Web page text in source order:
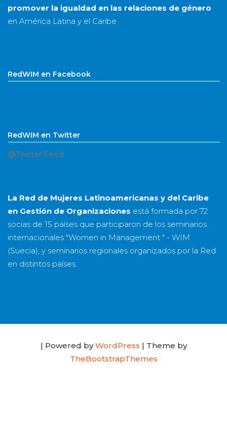
promover la igualdad en las relaciones de género
en América Latina y el Caribe.
RedWIM en Facebook
RedWIM en Twitter
@Twitter Feed
La Red de Mujeres Latinoamericanas y del Caribe
en Gestión de Organizaciones está formada por 72
socias de 15 países que participaron de los seminarios
internacionales "Women in Management " - WIM
(Suecia), y seminarios regionales organizados por la Red
en distintos países.
| Powered byWordPress | Theme by
TheBootstrapThemes